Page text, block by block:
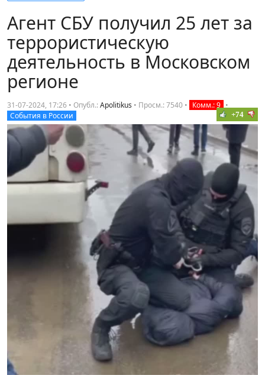
Агент СБУ получил 25 лет за
террористическую
деятельность в Московском
регионе
31-07-2024, 17:26 • Опубл.:Apolitikus • Просм.: 7540 • Комм.: 9 •
События в России
+74